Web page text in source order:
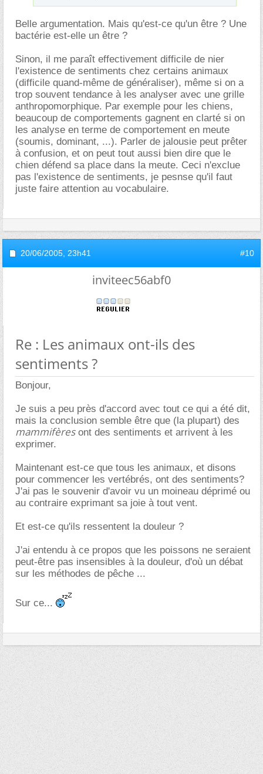
Belle argumentation. Mais qu'est-ce qu'un être ? Une
bactérie est-elle un être ?
Sinon, il me paraît effectivement difficile de nier
l'existence de sentiments chez certains animaux
(difficile quand-même de généraliser), même si on a
trop souvent tendance à les analyser avec une grille
anthropomorphique. Par exemple pour les chiens,
beaucoup de comportements gagnent en clarté si on
les analyse en terme de comportement en meute
(soumis, dominant, ...). Parler de jalousie peut prêter
à confusion, et on peut tout aussi bien dire que le
chien défend sa place dans la meute. Ceci n'exclue
pas l'existence de sentiments, je pesnse qu'il faut
juste faire attention au vocabulaire.
20/06/2005, 23h41 #10
inviteec56abf0
Re : Les animaux ont-ils des
sentiments ?
Bonjour,
Je suis a peu près d'accord avec tout ce qui a été dit,
mais la conclusion semble être que (la plupart) des
mammifèresont des sentiments et arrivent à les
exprimer.
Maintenant est-ce que tous les animaux, et disons
pour commencer les vertébrés, ont des sentiments?
J'ai pas le souvenir d'avoir vu un moineau déprimé ou
au contraire exprimant sa joie à tout vent.
Et est-ce qu'ils ressentent la douleur ?
J'ai entendu à ce propos que les poissons ne seraient
peut-être pas insensibles à la douleur, d'où un débat
sur les méthodes de pêche ...
Sur ce...